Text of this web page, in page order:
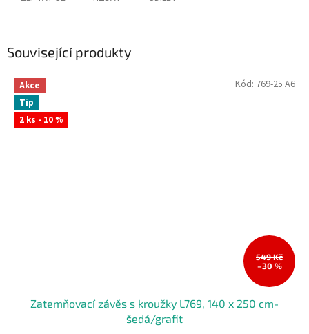
Související produkty
Akce
Tip
2 ks - 10 %
549 Kč
–30 %
Zatemňovací závěs s kroužky L769, 140 x 250 cm-
šedá/grafit
Kód: 769-25 A6